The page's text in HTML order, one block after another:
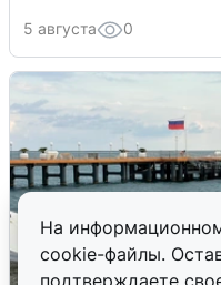
На
cookie-файлы.
подтверждаете
5 августа 0